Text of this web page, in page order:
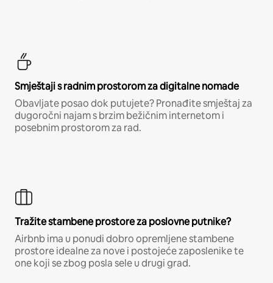
Smještaji s radnim prostorom za digitalne nomade
Obavljate posao dok putujete? Pronađite smještaj za
dugoročni najam s brzim bežičnim internetom i
posebnim prostorom za rad.
Tražite stambene prostore za poslovne putnike?
Airbnb ima u ponudi dobro opremljene stambene
prostore idealne za nove i postojeće zaposlenike te
one koji se zbog posla sele u drugi grad.